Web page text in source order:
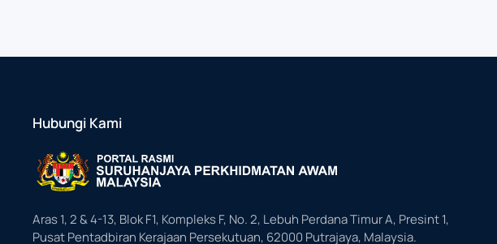
Hubungi Kami
Aras 1, 2 & 4-13, Blok F1, Kompleks F, No. 2, Lebuh Perdana Timur A, Presint 1,
Pusat Pentadbiran Kerajaan Persekutuan, 62000 Putrajaya, Malaysia.